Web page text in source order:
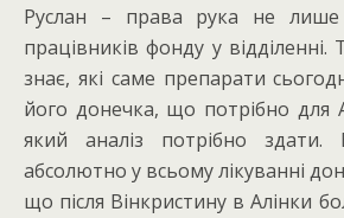
Руслан – права рука не лише
працівників фонду у відділенні.
знає, які саме препарати
його донечка, що потрібно для
який аналіз потрібно здати.
абсолютно у всьому лікуванні
що після Вінкристину в Алінки